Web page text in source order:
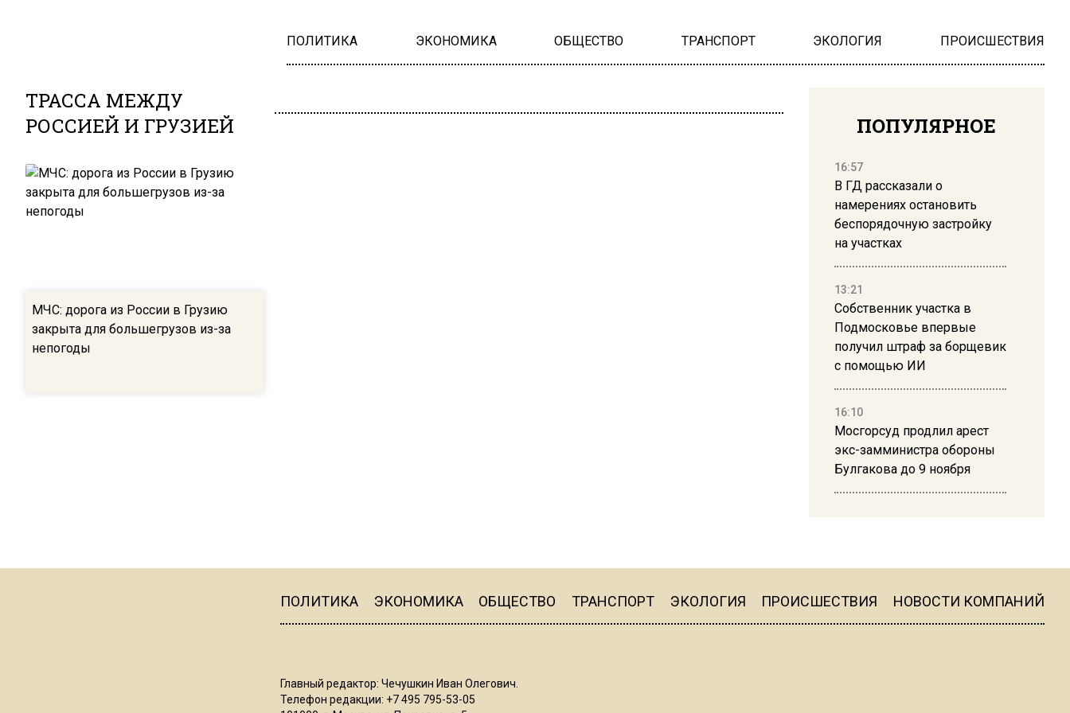
ПОЛИТИКА ЭКОНОМИКА ОБЩЕСТВО ТРАНСПОРТ ЭКОЛОГИЯ ПРОИСШЕСТВИЯ
ТРАССА МЕЖДУ
РОССИЕЙ И ГРУЗИЕЙ
МЧС: дорога из России в Грузию
закрыта для большегрузов из-за
непогоды
ПОПУЛЯРНОЕ
16:57
В ГД рассказали о
намерениях остановить
беспорядочную застройку
на участках
13:21
Собственник участка в
Подмосковье впервые
получил штраф за борщевик
с помощью ИИ
16:10
Мосгорсуд продлил арест
экс-замминистра обороны
Булгакова до 9 ноября
16:19
ПОЛИТИКА ЭКОНОМИКА ОБЩЕСТВО ТРАНСПОРТ ЭКОЛОГИЯ ПРОИСШЕСТВИЯ НОВОСТИ КОМПАНИЙ
Главный редактор: Чечушкин Иван Олегович.
Телефон редакции: +7 495 795-53-05